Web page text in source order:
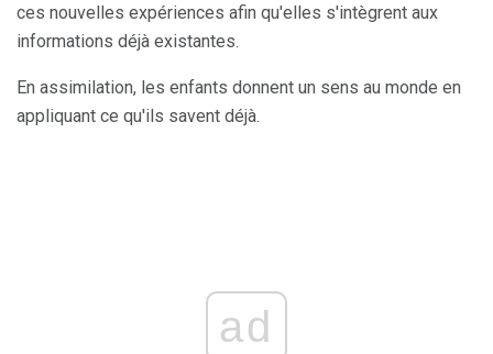
ces nouvelles expériences afin qu'elles s'intègrent aux
informations déjà existantes.
En assimilation, les enfants donnent un sens au monde en
appliquant ce qu'ils savent déjà.
ad